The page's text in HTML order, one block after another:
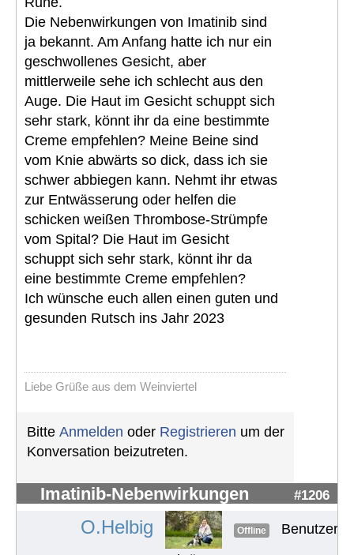
Die Nebenwirkungen von Imatinib sind
ja bekannt. Am Anfang hatte ich nur ein
geschwollenes Gesicht, aber
mittlerweile sehe ich schlecht aus den
Auge. Die Haut im Gesicht schuppt sich
sehr stark, könnt ihr da eine bestimmte
Creme empfehlen? Meine Beine sind
vom Knie abwärts so dick, dass ich sie
schwer abbiegen kann. Nehmt ihr etwas
zur Entwässerung oder helfen die
schicken weißen Thrombose-Strümpfe
vom Spital? Die Haut im Gesicht
schuppt sich sehr stark, könnt ihr da
eine bestimmte Creme empfehlen?
Ich wünsche euch allen einen guten und
gesunden Rutsch ins Jahr 2023
Liebe Grüße aus dem Weinviertel
Bitte Anmelden oder Registrieren um der
Konversation beizutreten.
Imatinib-Nebenwirkungen #1206
O.Helbig Offline
Benutzer